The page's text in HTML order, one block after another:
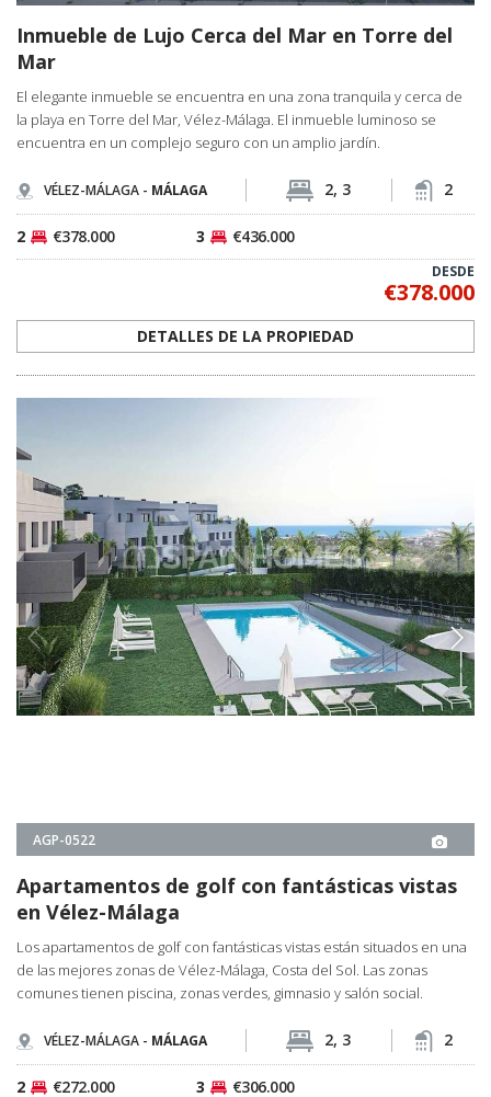
Inmueble de Lujo Cerca del Mar en Torre del
Mar
El elegante inmueble se encuentra en una zona tranquila y cerca de
la playa en Torre del Mar, Vélez-Málaga. El inmueble luminoso se
encuentra en un complejo seguro con un amplio jardín.
VÉLEZ-MÁLAGA - MÁLAGA 2, 3 2
2 €378.000 3 €436.000
DESDE
€378.000
DETALLES DE LA PROPIEDAD
AGP-0522
de las mejores zonas de Vélez-Málaga, Costa del Sol. Las zonas
comunes tienen piscina, zonas verdes, gimnasio y salón social.
VÉLEZ-MÁLAGA - MÁLAGA 2, 3 2
2 €272.000 3 €306.000
€272.000
DETALLES DE LA PROPIEDAD